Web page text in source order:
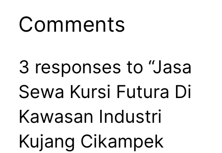
Comments
3 responses to “Jasa
Sewa Kursi Futura Di
Kawasan Industri
Kujang Cikampek